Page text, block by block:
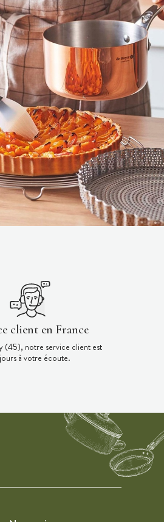
client en France
(45), notre service client est
à votre écoute.